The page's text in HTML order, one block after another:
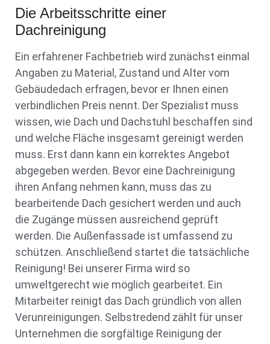
Die Arbeitsschritte einer
Dachreinigung
Ein erfahrener Fachbetrieb wird zunächst einmal
Angaben zu Material, Zustand und Alter vom
Gebäudedach erfragen, bevor er Ihnen einen
verbindlichen Preis nennt. Der Spezialist muss
wissen, wie Dach und Dachstuhl beschaffen sind
und welche Fläche insgesamt gereinigt werden
muss. Erst dann kann ein korrektes Angebot
abgegeben werden. Bevor eine Dachreinigung
ihren Anfang nehmen kann, muss das zu
bearbeitende Dach gesichert werden und auch
die Zugänge müssen ausreichend geprüft
werden. Die Außenfassade ist umfassend zu
schützen. Anschließend startet die tatsächliche
Reinigung! Bei unserer Firma wird so
umweltgerecht wie möglich gearbeitet. Ein
Mitarbeiter reinigt das Dach gründlich von allen
Verunreinigungen. Selbstredend zählt für unser
Unternehmen die sorgfältige Reinigung der